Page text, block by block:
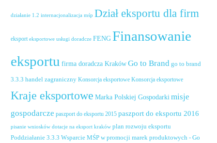
działanie 1.2 internacjonalizacja mśp Dział eksportu dla firm
eksport eksportowe usługi doradcze FENG Finansowanie
eksportu firma doradcza Kraków Go to Brand go to brand
3.3.3 handel zagraniczny Konsorcja eksportowe Konsorcja eksportowe
Kraje eksportowe Marka Polskiej Gospodarki misje
gospodarcze paszport do eksportu 2015 paszport do eksportu 2016
pisanie wniosków dotacje na eksport kraków plan rozwoju eksportu
Poddziałanie 3.3.3 Wsparcie MŚP w promocji marek produktowych - Go